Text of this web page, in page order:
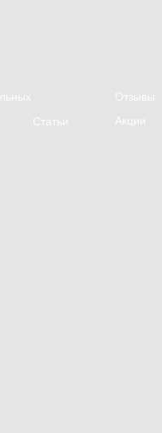
Отзывы
Акции
Статьи